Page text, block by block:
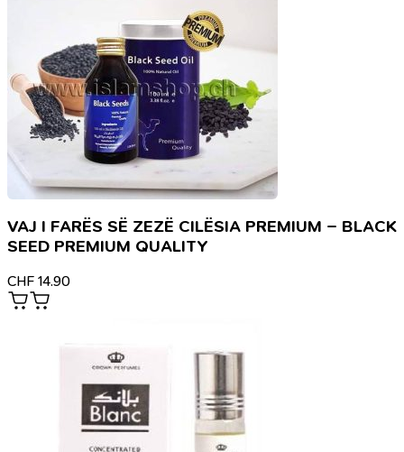
VAJ I FARËS SË ZEZË CILËSIA PREMIUM – BLACK
SEED PREMIUM QUALITY
CHF 14.90